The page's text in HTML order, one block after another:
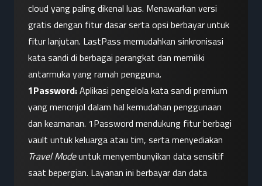
cloud yang paling dikenal luas. Menawarkan versi
gratis dengan fitur dasar serta opsi berbayar untuk
fitur lanjutan. LastPass memudahkan sinkronisasi
kata sandi di berbagai perangkat dan memiliki
antarmuka yang ramah pengguna.
1Password: Aplikasi pengelola kata sandi premium
yang menonjol dalam hal kemudahan penggunaan
dan keamanan. 1Password mendukung fitur berbagi
Travel Mode untuk menyembunyikan data sensitif
saat bepergian. Layanan ini berbayar dan data